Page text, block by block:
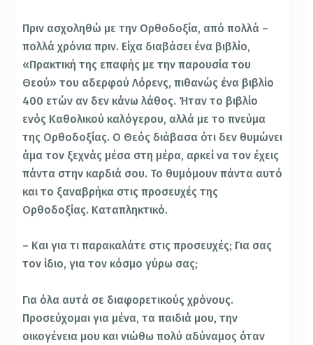
Πριν ασχοληθώ με την Ορθοδοξία, από πολλά –
πολλά χρόνια πριν. Είχα διαβάσει ένα βιβλίο,
«Πρακτική της επαφής με την παρουσία του
Θεού» του αδερφού Λόρενς, πιθανώς ένα βιβλίο
400 ετών αν δεν κάνω λάθος. Ήταν το βιβλίο
ενός Καθολικού καλόγερου, αλλά με το πνεύμα
της Ορθοδοξίας. Ο Θεός διάβασα ότι δεν θυμώνει
άμα τον ξεχνάς μέσα στη μέρα, αρκεί να τον έχεις
πάντα στην καρδιά σου. Το θυμόμουν πάντα αυτό
και το ξαναβρήκα στις προσευχές της
Ορθοδοξίας. Καταπληκτικό.
– Και για τι παρακαλάτε στις προσευχές; Για σας
τον ίδιο, για τον κόσμο γύρω σας;
Για όλα αυτά σε διαφορετικούς χρόνους.
Προσεύχομαι για μένα, τα παιδιά μου, την
οικογένεια μου και νιώθω πολύ αδύναμος όταν